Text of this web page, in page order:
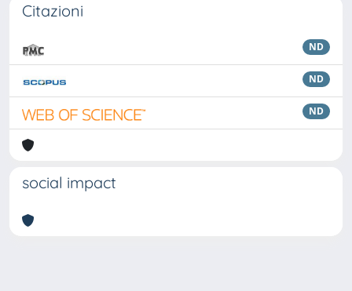
Citazioni
ND
ND
ND
social impact